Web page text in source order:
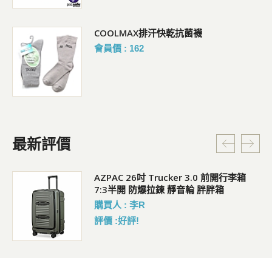
COOLMAX排汗快乾抗菌襪
會員價 : 162
最新評價
AZPAC 26吋 Trucker 3.0 前開行李箱
7:3半開 防爆拉鍊 靜音輪 胖胖箱
購買人 : 李R
評價 :好評!